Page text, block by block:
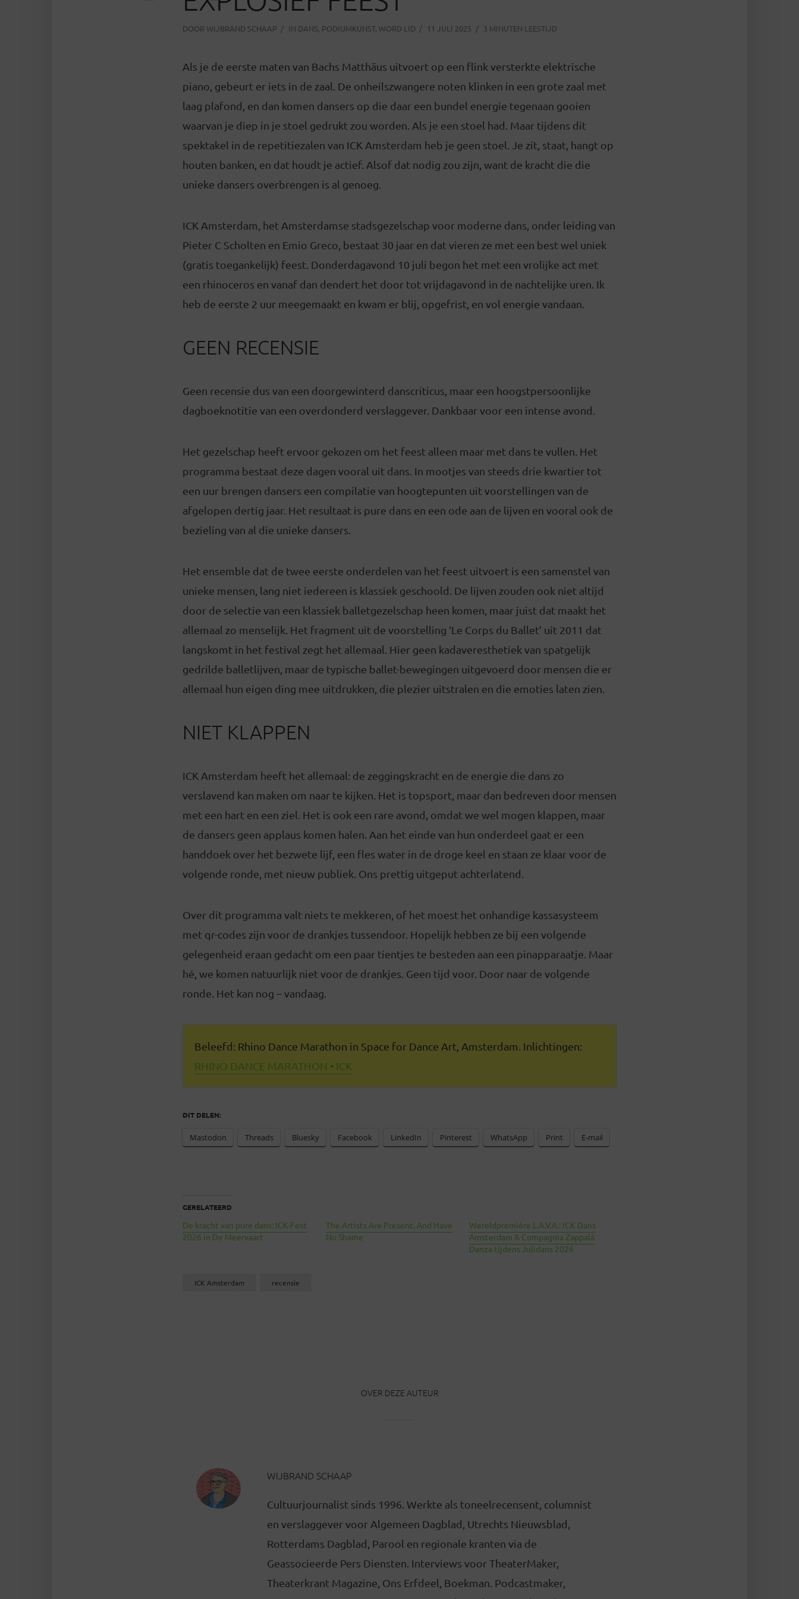
DOOR WIJBRAND SCHAAP IN DANS, PODIUMKUNST, WORD LID 11 JULI 2025 3 MINUTEN LEESTIJD
Als je de eerste maten van Bachs Matthäus uitvoert op een flink versterkte elektrische
piano, gebeurt er iets in de zaal. De onheilszwangere noten klinken in een grote zaal met
laag plafond, en dan komen dansers op die daar een bundel energie tegenaan gooien
waarvan je diep in je stoel gedrukt zou worden. Als je een stoel had. Maar tijdens dit
spektakel in de repetitiezalen van ICK Amsterdam heb je geen stoel. Je zit, staat, hangt op
houten banken, en dat houdt je actief. Alsof dat nodig zou zijn, want de kracht die die
unieke dansers overbrengen is al genoeg.
ICK Amsterdam, het Amsterdamse stadsgezelschap voor moderne dans, onder leiding van
Pieter C Scholten en Emio Greco, bestaat 30 jaar en dat vieren ze met een best wel uniek
(gratis toegankelijk) feest. Donderdagavond 10 juli begon het met een vrolijke act met
een rhinoceros en vanaf dan dendert het door tot vrijdagavond in de nachtelijke uren. Ik
heb de eerste 2 uur meegemaakt en kwam er blij, opgefrist, en vol energie vandaan.
GEEN RECENSIE
Geen recensie dus van een doorgewinterd danscriticus, maar een hoogstpersoonlijke
dagboeknotitie van een overdonderd verslaggever. Dankbaar voor een intense avond.
Het gezelschap heeft ervoor gekozen om het feest alleen maar met dans te vullen. Het
programma bestaat deze dagen vooral uit dans. In mootjes van steeds drie kwartier tot
een uur brengen dansers een compilatie van hoogtepunten uit voorstellingen van de
afgelopen dertig jaar. Het resultaat is pure dans en een ode aan de lijven en vooral ook de
bezieling van al die unieke dansers.
Het ensemble dat de twee eerste onderdelen van het feest uitvoert is een samenstel van
unieke mensen, lang niet iedereen is klassiek geschoold. De lijven zouden ook niet altijd
door de selectie van een klassiek balletgezelschap heen komen, maar juist dat maakt het
allemaal zo menselijk. Het fragment uit de voorstelling ‘Le Corps du Ballet’ uit 2011 dat
langskomt in het festival zegt het allemaal. Hier geen kadaveresthetiek van spatgelijk
gedrilde balletlijven, maar de typische ballet-bewegingen uitgevoerd door mensen die er
allemaal hun eigen ding mee uitdrukken, die plezier uitstralen en die emoties laten zien.
NIET KLAPPEN
ICK Amsterdam heeft het allemaal: de zeggingskracht en de energie die dans zo
verslavend kan maken om naar te kijken. Het is topsport, maar dan bedreven door mensen
met een hart en een ziel. Het is ook een rare avond, omdat we wel mogen klappen, maar
de dansers geen applaus komen halen. Aan het einde van hun onderdeel gaat er een
handdoek over het bezwete lijf, een fles water in de droge keel en staan ze klaar voor de
volgende ronde, met nieuw publiek. Ons prettig uitgeput achterlatend.
Over dit programma valt niets te mekkeren, of het moest het onhandige kassasysteem
met qr-codes zijn voor de drankjes tussendoor. Hopelijk hebben ze bij een volgende
gelegenheid eraan gedacht om een paar tientjes te besteden aan een pinapparaatje. Maar
hé, we komen natuurlijk niet voor de drankjes. Geen tijd voor. Door naar de volgende
ronde. Het kan nog – vandaag.
Beleefd: Rhino Dance Marathon in Space for Dance Art, Amsterdam. Inlichtingen:
RHINO DANCE MARATHON • ICK
DIT DELEN:
Mastodon Threads Bluesky Facebook LinkedIn Pinterest WhatsApp Print E-mail
GERELATEERD
De kracht van pure dans: ICK-Fest
2026 in De Meervaart
The Artists Are Present. And Have
No Shame
Wereldpremière L.A.V.A.: ICK Dans
Amsterdam & Compagnia Zappalà
Danza tijdens Julidans 2026
ICK Amsterdam recensie
OVER DEZE AUTEUR
WIJBRAND SCHAAP
Cultuurjournalist sinds 1996. Werkte als toneelrecensent, columnist
en verslaggever voor Algemeen Dagblad, Utrechts Nieuwsblad,
Rotterdams Dagblad, Parool en regionale kranten via de
Geassocieerde Pers Diensten. Interviews voor TheaterMaker,
Theaterkrant Magazine, Ons Erfdeel, Boekman. Podcastmaker,